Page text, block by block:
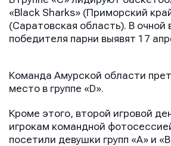
«Black Sharks» (Приморский
(Саратовская область). В очной
победителя парни выявят 17
Команда Амурской области
место в группе «D».
Кроме этого, второй игровой
игрокам командной
посетили девушки групп «A» и
Имя
Имя
E-mail